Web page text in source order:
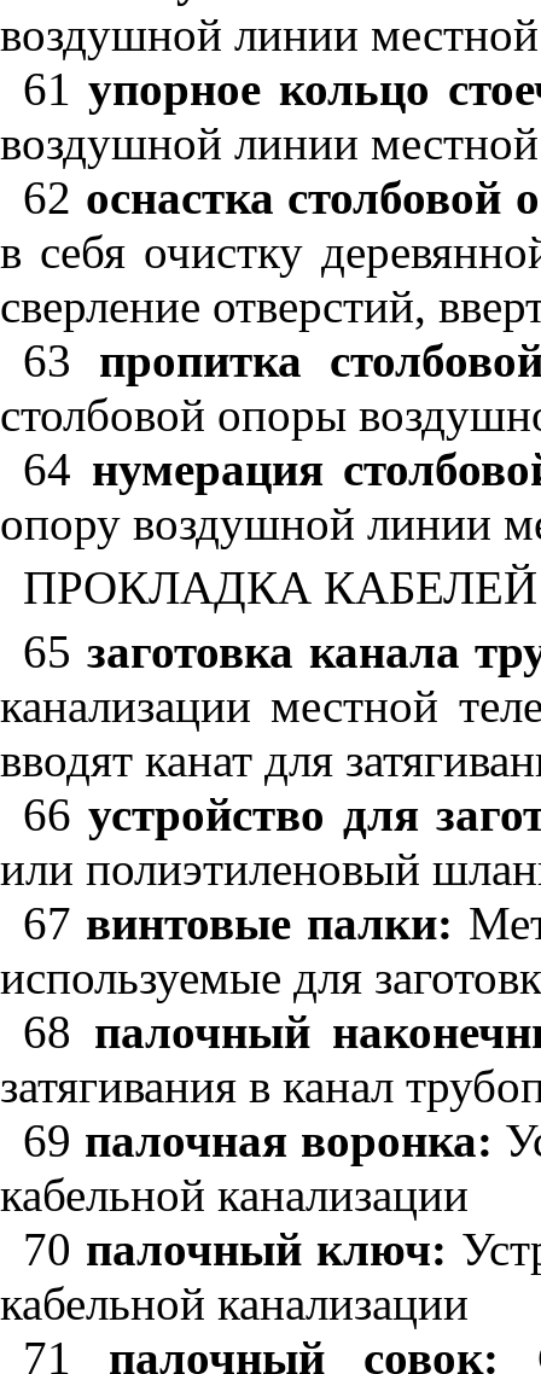
воздушной линии местной
61упорное кольцо
воздушной линии
62 оснастка
в себя очистку
сверление отверстий,
63 пропитка
столбовой опоры
64 нумерация
опору воздушной линии
ПРОКЛАДКА
65 заготовка канала
канализации местной
вводят канат для
66устройство для
или полиэтиленовый
67 винтовые палки:
используемые для
68 палочный
затягивания в канал
69 палочная воронка:
кабельной канализации
70 палочный ключ:
кабельной канализации
71 палочный совок: